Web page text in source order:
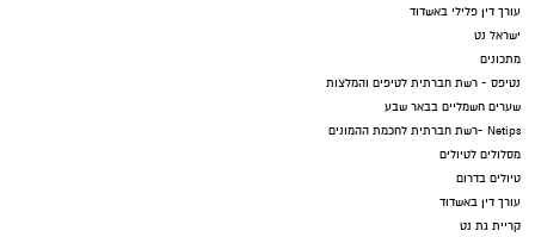
עורך דין פלילי באשדוד
ישראל נט
מתכונים
נטיפס - רשת חברתית לטיפים והמלצות
שערים חשמליים בבאר שבע
Netips -רשת חברתית לחכמת ההמונים
מסלולים לטיולים
טיולים בדרום
עורך דין באשדוד
קריית גת נט